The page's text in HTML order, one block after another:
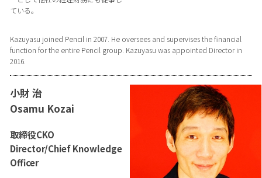
ている。
Kazuyasu joined Pencil in 2007. He oversees and supervises the financial
function for the entire Pencil group. Kazuyasu was appointed Director in
2016.
小財 治
Osamu Kozai
取締役CKO
Director/Chief Knowledge
Officer